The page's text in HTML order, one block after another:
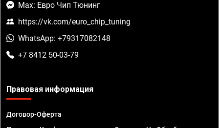
Max: Евро Чип Тюнинг
https://vk.com/euro_chip_tuning
WhatsApp: +79317082148
+7 8412 50-03-79
Правовая информация
Договор-Оферта